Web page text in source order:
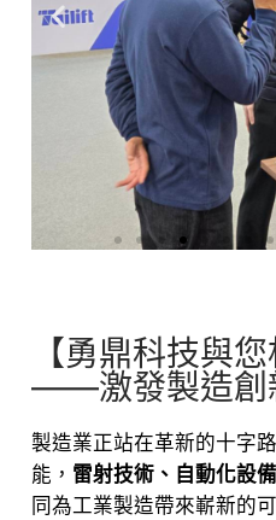
【勇鼎科技與
——激發製造創
製造業正站在革新的十字
能， 雷射技術、自動化設
同為工業製造帶來嶄新的